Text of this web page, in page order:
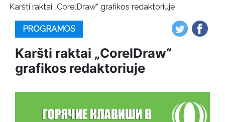
Karšti raktai „CorelDraw“ grafikos redaktoriuje
PROGRAMOS
Karšti raktai „CorelDraw“
grafikos redaktoriuje